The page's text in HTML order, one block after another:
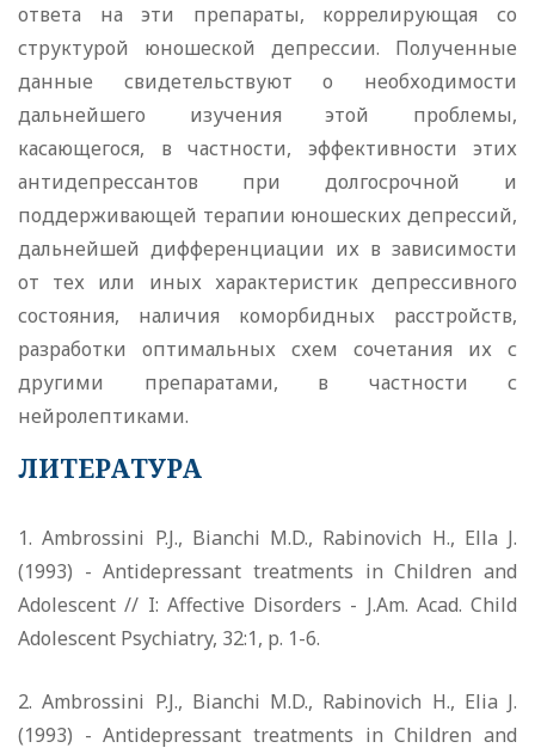
ответа на эти препараты, коррелирующая со
структурой юношеской депрессии. Полученные
данные свидетельствуют о необходимости
дальнейшего изучения этой проблемы,
касающегося, в частности, эффективности этих
антидепрессантов при долгосрочной и
поддерживающей терапии юношеских депрессий,
дальнейшей дифференциации их в зависимости
от тех или иных характеристик депрессивного
состояния, наличия коморбидных расстройств,
разработки оптимальных схем сочетания их с
другими препаратами, в частности с
нейролептиками.
ЛИТЕРАТУРА
1. Ambrossini P.J., Bianchi M.D., Rabinovich H., Ella J.
(1993) - Antidepressant treatments in Children and
Adolescent // I: Affective Disorders - J.Am. Acad. Child
Adolescent Psychiatry, 32:1, p. 1-6.
2. Ambrossini P.J., Bianchi M.D., Rabinovich H., Elia J.
(1993) - Antidepressant treatments in Children and